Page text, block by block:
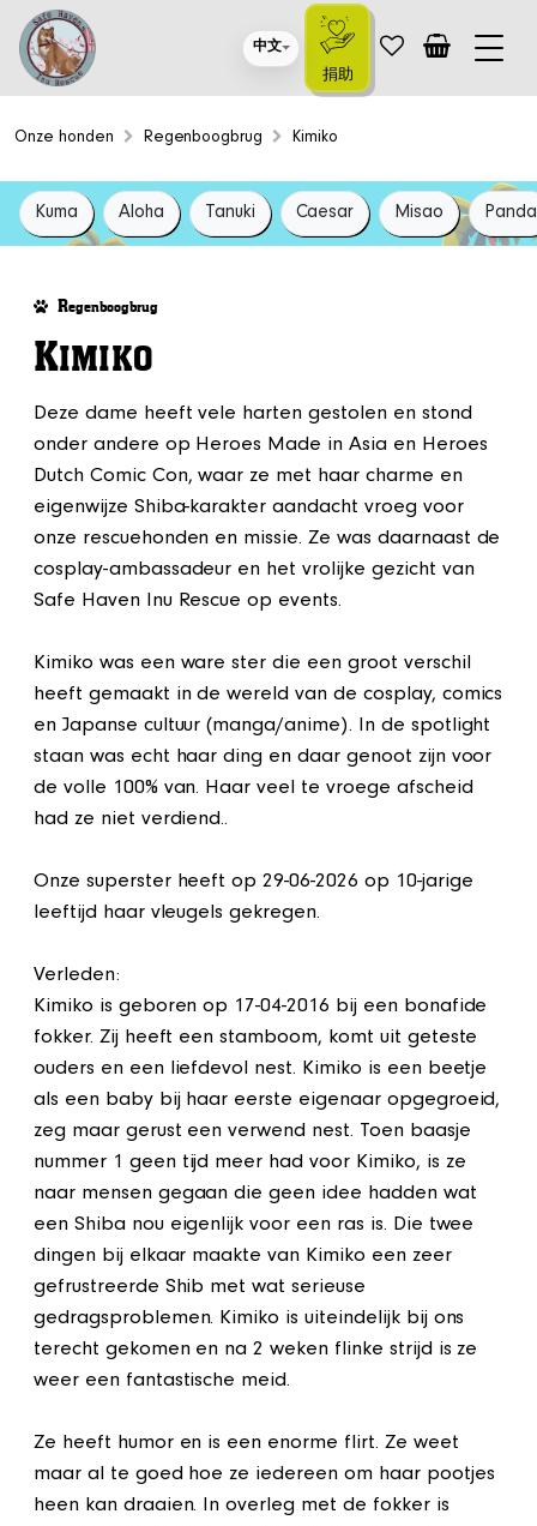
中文
捐助
Onze honden Regenboogbrug Kimiko
Kuma Aloha Tanuki Caesar Misao Panda
Regenboogbrug
KIMIKO
Deze dame heeft vele harten gestolen en stond
onder andere op Heroes Made in Asia en Heroes
Dutch Comic Con, waar ze met haar charme en
eigenwijze Shiba-karakter aandacht vroeg voor
onze rescuehonden en missie. Ze was daarnaast de
cosplay-ambassadeur en het vrolijke gezicht van
Safe Haven Inu Rescue op events.
Kimiko was een ware ster die een groot verschil
heeft gemaakt in de wereld van de cosplay, comics
en Japanse cultuur (manga/anime). In de spotlight
staan was echt haar ding en daar genoot zijn voor
de volle 100% van. Haar veel te vroege afscheid
had ze niet verdiend..
Onze superster heeft op 29-06-2026 op 10-jarige
leeftijd haar vleugels gekregen.
Verleden:
Kimiko is geboren op 17-04-2016 bij een bonafide
fokker. Zij heeft een stamboom, komt uit geteste
ouders en een liefdevol nest. Kimiko is een beetje
als een baby bij haar eerste eigenaar opgegroeid,
zeg maar gerust een verwend nest. Toen baasje
nummer 1 geen tijd meer had voor Kimiko, is ze
naar mensen gegaan die geen idee hadden wat
een Shiba nou eigenlijk voor een ras is. Die twee
dingen bij elkaar maakte van Kimiko een zeer
gefrustreerde Shib met wat serieuse
gedragsproblemen. Kimiko is uiteindelijk bij ons
terecht gekomen en na 2 weken flinke strijd is ze
weer een fantastische meid.
Ze heeft humor en is een enorme flirt. Ze weet
maar al te goed hoe ze iedereen om haar pootjes
heen kan draaien. In overleg met de fokker is